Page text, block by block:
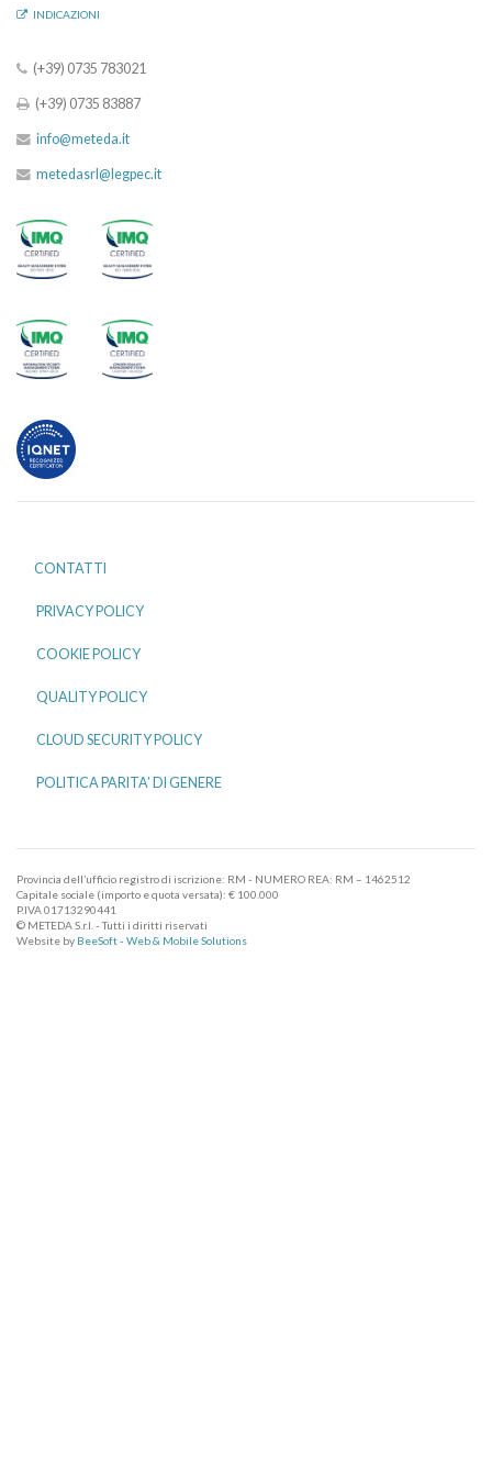
INDICAZIONI
(+39) 0735 783021
(+39) 0735 83887
info@meteda.it
metedasrl@legpec.it
CONTATTI
PRIVACY POLICY
COOKIE POLICY
QUALITY POLICY
CLOUD SECURITY POLICY
POLITICA PARITA’ DI GENERE
Provincia dell’ufficio registro di iscrizione: RM - NUMERO REA: RM – 1462512
Capitale sociale (importo e quota versata): € 100.000
P.IVA 01713290441
© METEDA S.r.l. - Tutti i diritti riservati
Website by BeeSoft - Web & Mobile Solutions